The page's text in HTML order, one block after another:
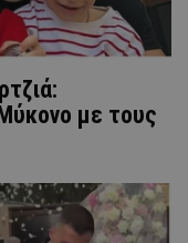
με τους